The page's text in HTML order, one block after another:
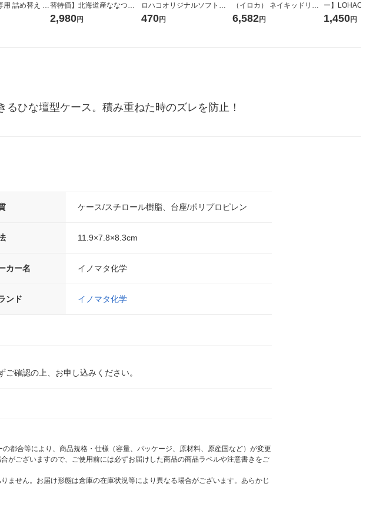
詰め替え メ
1セット
剤 花王
替特価】北海道産ななつぼ
し 無洗米 5kg 1袋 令和7年産
米 木徳神糧 オリジナル
2,980円
ロハコオリジナルソフトパ
ックティッシュ フィオナ オ
470円
（イロカ） ネイキッドリリ
ーの香り 柔軟剤 詰め替え 超
特大 1200ml 1セット（5個
6,582円
ー】LOHACO
1箱（20本入
（イチオシ）
1,450円
ひな壇型ケース。積み重ねた時のズレを防止！
ケース/スチロール樹脂、台座/ポリプロピレン
11.9×7.8×8.3cm
カー名 イノマタ化学
ンド イノマタ化学
確認の上、お申し込みください。
都合等により、商品規格・仕様（容量、パッケージ、原材料、原産国など）が変更
がございますので、ご使用前には必ずお届けした商品の商品ラベルや注意書きをご
ません。お届け形態は倉庫の在庫状況等により異なる場合がございます。あらかじ